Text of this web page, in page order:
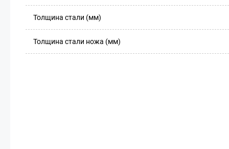
Толщина стали (мм)
Толщина стали ножа (мм)